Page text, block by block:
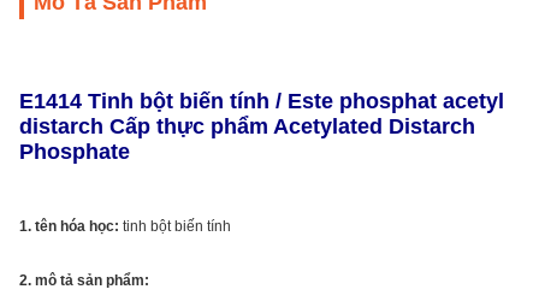
E1414 Tinh bột biến tính / Este phosphat acetyl
distarch Cấp thực phẩm Acetylated Distarch
Phosphate
1. tên hóa học: tinh bột biến tính
2. mô tả sản phẩm: